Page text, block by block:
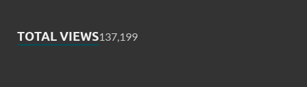
TOTAL VIEWS137,199